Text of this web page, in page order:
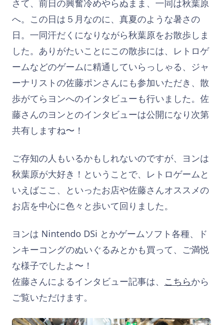
さて、前日の興奮冷めやらぬまま、一同は秋葉原
へ。この日は５月なのに、真夏のような暑さの
日。一同汗だくになりながら秋葉原をお散歩しま
した。ありがたいことにこの散歩には、レトロゲ
ームなどのゲームに精通していらっしゃる、ジャ
ーナリストの佐藤ポンさんにも参加いただき、散
歩がてらヨンへのインタビューも行いました。佐
藤さんのヨンとのインタビューは公開になり次第
共有しますね〜！
ご存知の人もいるかもしれないのですが、ヨンは
秋葉原が大好き！ということで、レトロゲームと
いえばここ、といったお店や佐藤さんオススメの
お店を中心に色々と歩いて回りました。
ヨンは Nintendo DSi とかゲームソフト各種、ド
ンキーコングのぬいぐるみとかも買って、ご満悦
な様子でしたよ〜！
佐藤さんによるインタビュー記事は、 こちらから
ご覧いただけます。